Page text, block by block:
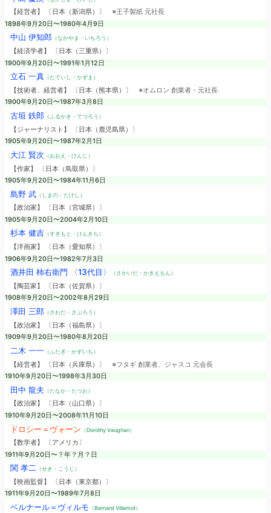
【経営者】 〔日本（新潟県）〕 ※王子製紙 元社長
1898年9月20日〜1980年4月9日
中山 伊知郎（なかやま・いちろう）
【経済学者】 〔日本（三重県）〕
1900年9月20日〜1991年1月12日
立石 一真（たていし・かずま）
【技術者、経営者】 〔日本（熊本県）〕 ※オムロン 創業者・元社長
1900年9月20日〜1987年3月8日
古垣 鉄郎（ふるかき・てつろう）
【ジャーナリスト】 〔日本（鹿児島県）〕
1905年9月20日〜1987年2月1日
大江 賢次 （おおえ・けんじ）
【作家】 〔日本（鳥取県）〕
1905年9月20日〜1984年11月6日
島野 武（しまの・たけし）
【政治家】 〔日本（宮城県）〕
1905年9月20日〜2004年2月10日
杉本 健吉 （すぎもと・けんきち）
【洋画家】 〔日本（愛知県）〕
1906年9月20日〜1982年7月3日
酒井田 柿右衛門 〈13代目〉 （さかいだ・かきえもん）
【陶芸家】 〔日本（佐賀県）〕
1908年9月20日〜2002年8月29日
澤田 三郎（さわだ・さぶろう）
【政治家】 〔日本（福島県）〕
1909年9月20日〜1980年8月20日
二木 一一（ふたぎ・かずいち）
【経営者】 〔日本（兵庫県）〕 ※フタギ 創業者、ジャスコ 元会長
1910年9月20日〜1998年3月30日
田中 龍夫 （たなか・たつお）
【政治家】 〔日本（山口県）〕
1910年9月20日〜2008年11月10日
ドロシー＝ヴォーン （Dorothy Vaughan）
【数学者】 〔アメリカ〕
1911年9月20日〜？年？月？日
関 孝二（せき・こうじ）
【映画監督】 〔日本（東京都）〕
1911年9月20日〜1989年7月8日
ベルナール＝ヴィルモ （Bernard Villemot）